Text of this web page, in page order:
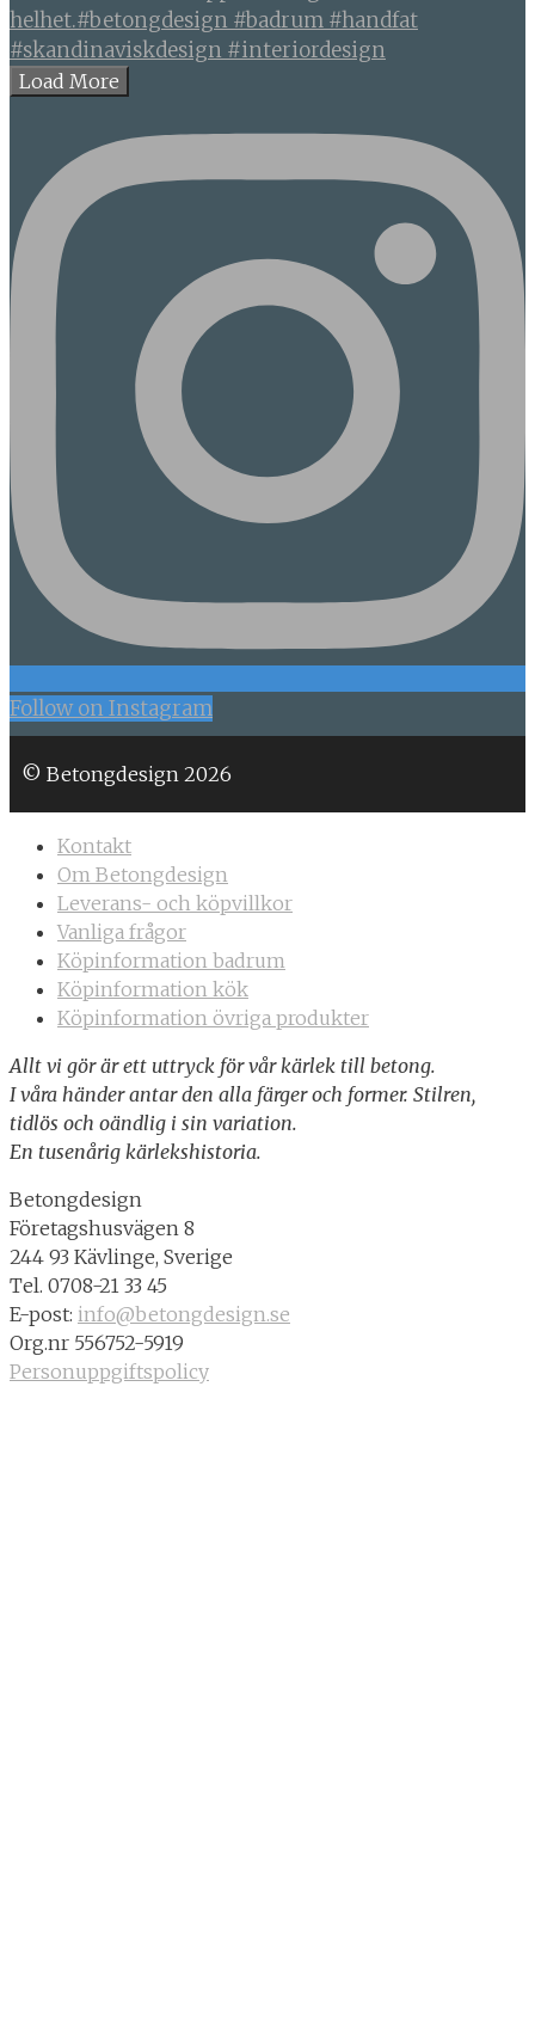
Load More
Follow on Instagram
© Betongdesign 2026
Kontakt
Om Betongdesign
Leverans- och köpvillkor
Vanliga frågor
Köpinformation badrum
Köpinformation kök
Köpinformation övriga produkter
Allt vi gör är ett uttryck för vår kärlek till betong.
I våra händer antar den alla färger och former. Stilren,
tidlös och oändlig i sin variation.
En tusenårig kärlekshistoria.
Betongdesign
Företagshusvägen 8
244 93 Kävlinge, Sverige
Tel. 0708-21 33 45
E-post: info@betongdesign.se
Org.nr 556752-5919
Personuppgiftspolicy